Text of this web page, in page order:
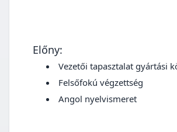
Előny:
Vezetői tapasztalat gyártási
Felsőfokú végzettség
Angol nyelvismeret